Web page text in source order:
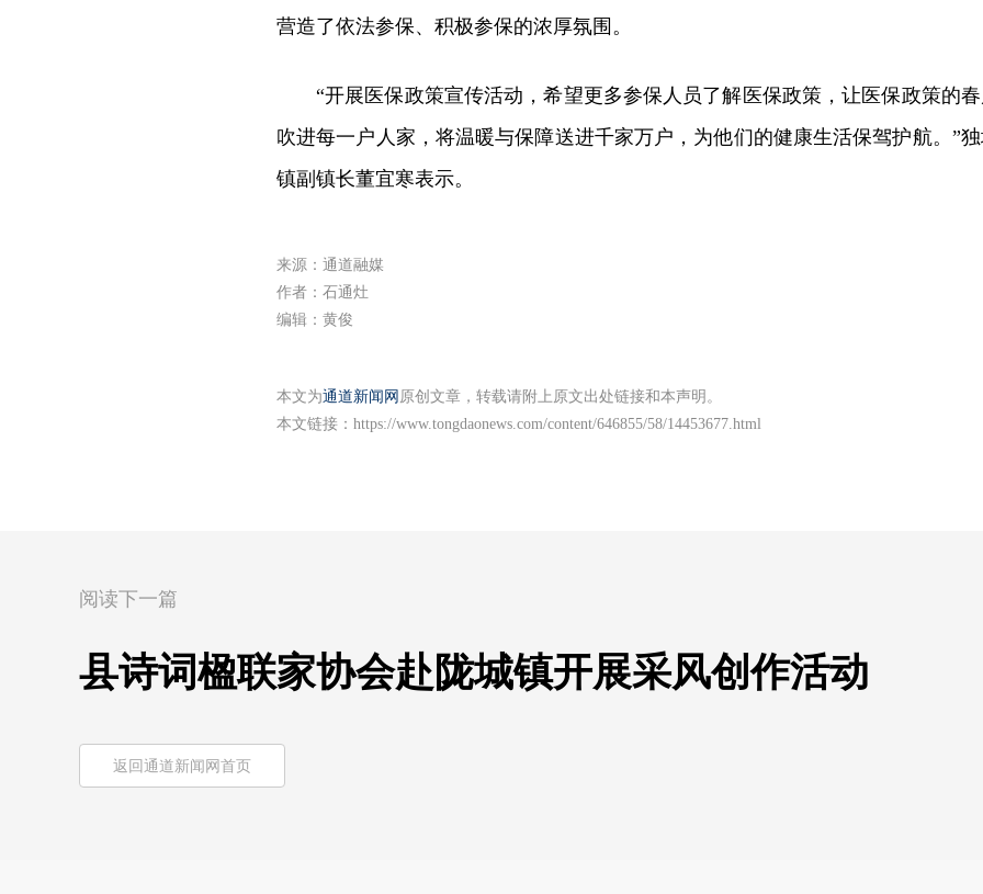
营造了依法参保、积极参保的浓厚氛围。
“开展医保政策宣传活动，希望更多参保人员了解医保政策，让医保政策的
吹进每一户人家，将温暖与保障送进千家万户，为他们的健康生活保驾护航。”
镇副镇长董宜寒表示。
来源：通道融媒
作者：石通灶
编辑：黄俊
本文为通道新闻网 原创文章，转载请附上原文出处链接和本声明。
本文链接： https://www.tongdaonews.com/content/646855/58/14453677.html
阅读下一篇
县诗词楹联家协会赴陇城镇开展采风创作活动
返回通道新闻网首页